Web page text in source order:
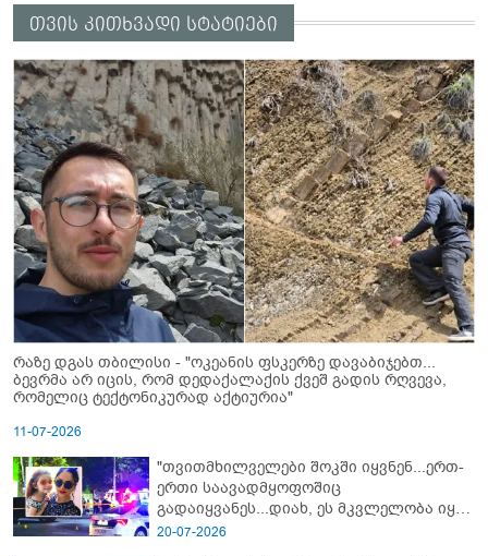
თვის კითხვადი სტატიები
რაზე დგას თბილისი - "ოკეანის ფსკერზე დავაბიჯებთ...
ბევრმა არ იცის, რომ დედაქალაქის ქვეშ გადის რღვევა,
რომელიც ტექტონიკურად აქტიურია"
11-07-2026
"თვითმხილველები შოკში იყვნენ...ერთ-
ერთი საავადმყოფოშიც
გადაიყვანეს...დიახ, ეს მკვლელობა იყო"
- გორში დატრიალებული ტრაგედიის
20-07-2026